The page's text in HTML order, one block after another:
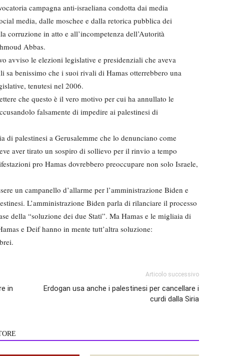
campagna anti-israeliana condotta dai media
media, dalle moschee e dalla retorica pubblica dei
corruzione in atto e all’incompetenza dell’Autorità
Abbas.
avviso le elezioni legislative e presidenziali che aveva
benissimo che i suoi rivali di Hamas otterrebbero una
tenutesi nel 2006.
che questo è il vero motivo per cui ha annullato le
falsamente di impedire ai palestinesi di
di palestinesi a Gerusalemme che lo denunciano come
aver tirato un sospiro di sollievo per il rinvio a tempo
pro Hamas dovrebbero preoccupare non solo Israele,
un campanello d’allarme per l’amministrazione Biden e
L’amministrazione Biden parla di rilanciare il processo
della “soluzione dei due Stati”. Ma Hamas e le migliaia di
e Deif hanno in mente tutt’altra soluzione:
in
Articolo successivo
Erdogan usa anche i palestinesi per cancellare i
curdi dalla Siria